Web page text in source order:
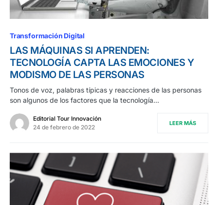
Transformación Digital
LAS MÁQUINAS SI APRENDEN:
TECNOLOGÍA CAPTA LAS EMOCIONES Y
MODISMO DE LAS PERSONAS
Tonos de voz, palabras típicas y reacciones de las personas
son algunos de los factores que la tecnología…
Editorial Tour Innovación
24 de febrero de 2022
LEER MÁS